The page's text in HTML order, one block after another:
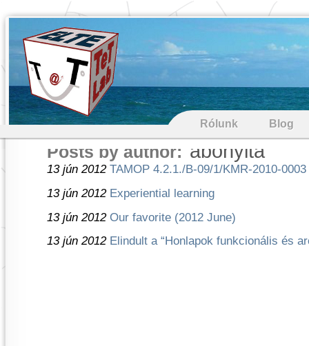
Rólunk Blog
Posts by author: abonyita
13 jún 2012 TAMOP 4.2.1./B-09/1/KMR-2010-0003
13 jún 2012 Experiential learning
13 jún 2012 Our favorite (2012 June)
13 jún 2012 Elindult a “Honlapok funkcionális és